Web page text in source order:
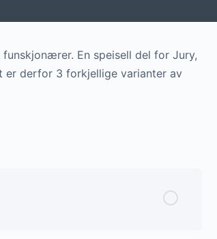
En speisell del for Jury,
er derfor 3 forkjellige varianter av